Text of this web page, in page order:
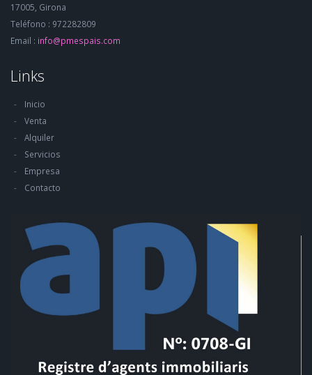
17005, Girona
Teléfono : 972282809
Email : info@pmespais.com
Links
Inicio
Venta
Alquiler
Servicios
Empresa
Contacto